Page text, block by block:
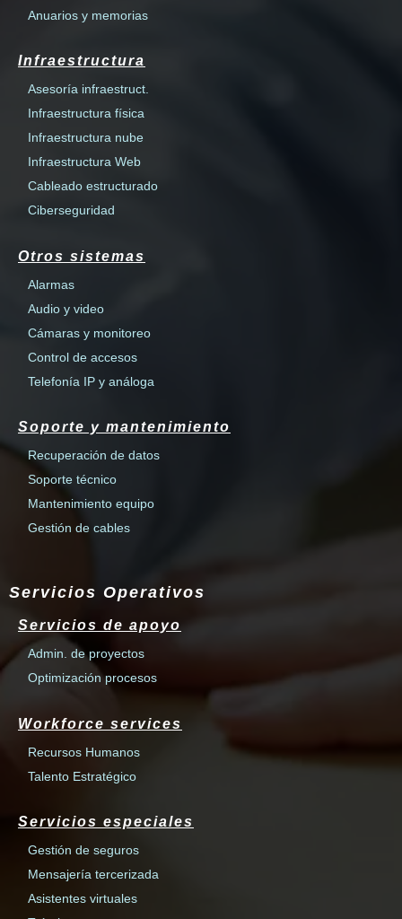
Anuarios y memorias
Infraestructura
Asesoría infraestruct.
Infraestructura física
Infraestructura nube
Infraestructura Web
Cableado estructurado
Ciberseguridad
Otros sistemas
Alarmas
Audio y video
Cámaras y monitoreo
Control de accesos
Telefonía IP y análoga
Soporte y mantenimiento
Recuperación de datos
Soporte técnico
Mantenimiento equipo
Gestión de cables
Servicios Operativos
Servicios de apoyo
Admin. de proyectos
Optimización procesos
Workforce services
Recursos Humanos
Talento Estratégico
Servicios especiales
Gestión de seguros
Mensajería tercerizada
Asistentes virtuales